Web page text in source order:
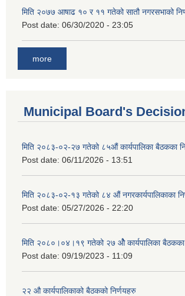
मिति २०७७ आषाढ १० र ११ गतेको सातौ नगरसभाको
Post date: 06/30/2020 - 23:05
more
Municipal Board's
मिति २०८३-०२-२७ गतेको ८५औं कार्यपालिका बैठकका
Post date: 06/11/2026 - 13:51
मिति २०८३-०२-१३ गतेको ८४ औं नगरकार्यपालिकाका
Post date: 05/27/2026 - 22:20
मिति २०८०।०४।१९ गतेको २७ ‌‍‌ओेै कार्यपालिका बैठकका
Post date: 09/19/2023 - 11:09
२‍२ औ कार्यपालिकाको बैठकको निर्णयहरु